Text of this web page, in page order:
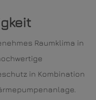
Raumklima in
in Kombination